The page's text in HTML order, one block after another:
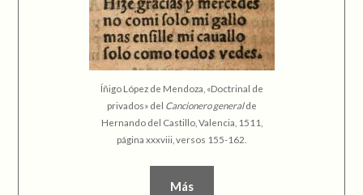
Íñigo López de Mendoza, «Doctrinal de
privados» del Cancionero generalde
Hernando del Castillo, Valencia, 1511,
página xxxviii, versos 155-162.
Más